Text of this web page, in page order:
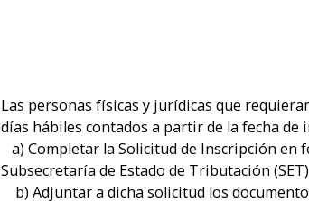
Las personas físicas y jurídicas que
días hábiles contados a partir de la fecha de
a) Completar la Solicitud de Inscripción en
Subsecretaría de Estado de Tributación
b) Adjuntar a dicha solicitud los